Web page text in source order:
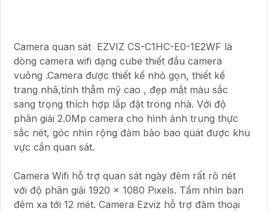
Camera quan sát EZVIZ CS-C1HC-E0-1E2WF là
dòng camera wifi dạng cube thiết đầu camera
vuông .Camera được thiết kế nhỏ gọn, thiết kế
trang nhã,tính thẫm mỹ cao , đẹp mắt màu sắc
sang trọng thích hợp lắp đặt trong nhà. Với độ
phân giải 2.0Mp camera cho hình ảnh trung thực
sắc nét, góc nhìn rộng đảm bảo bao quát được khu
vực cần quan sát.
Camera Wifi hỗ trợ quan sát ngày đêm rất rõ nét
với độ phân giải 1920 x 1080 Pixels. Tầm nhìn ban
đêm xa tới 12 mét. Camera Ezviz hỗ trợ đàm thoại